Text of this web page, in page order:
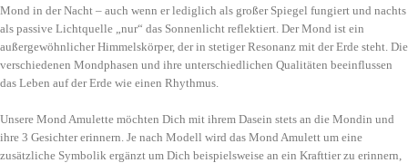
Mond in der Nacht – auch wenn er lediglich als großer Spiegel fungiert und nachts
als passive Lichtquelle „nur“ das Sonnenlicht reflektiert. Der Mond ist ein
außergewöhnlicher Himmelskörper, der in stetiger Resonanz mit der Erde steht. Die
verschiedenen Mondphasen und ihre unterschiedlichen Qualitäten beeinflussen
das Leben auf der Erde wie einen Rhythmus.
Unsere Mond Amulette möchten Dich mit ihrem Dasein stets an die Mondin und
ihre 3 Gesichter erinnern. Je nach Modell wird das Mond Amulett um eine
zusätzliche Symbolik ergänzt um Dich beispielsweise an ein Krafttier zu erinnern,